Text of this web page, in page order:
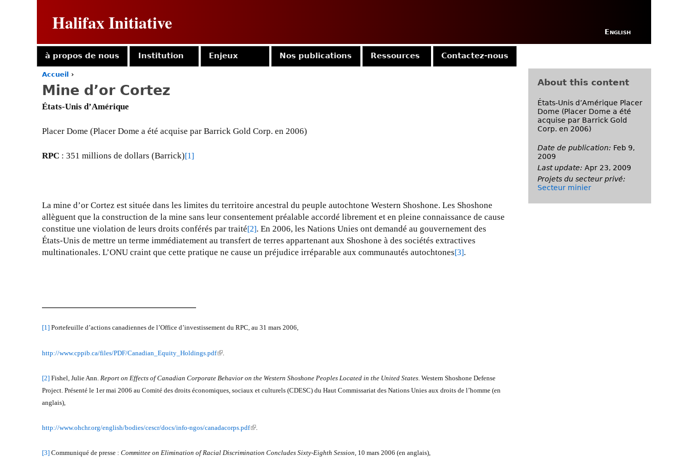
Halifax Initiative English
o
u
a
e
e
Accueil ›
Mine d’or Cortez
États-Unis d’Amérique
Placer Dome (Placer Dome a été acquise par Barrick Gold Corp. en 2006)
RPC : 351 millions de dollars (Barrick)[1]
La mine d’or Cortez est située dans les limites du territoire ancestral du peuple autochtone Western Shoshone. Les Shoshone
allèguent que la construction de la mine sans leur consentement préalable accordé librement et en pleine connaissance de cause
constitue une violation de leurs droits conférés par traité[2]. En 2006, les Nations Unies ont demandé au gouvernement des
États-Unis de mettre un terme immédiatement au transfert de terres appartenant aux Shoshone à des sociétés extractives
multinationales. L’ONU craint que cette pratique ne cause un préjudice irréparable aux communautés autochtones[3].
[1] Portefeuille d’actions canadiennes de l’Office d’investissement du RPC, au 31 mars 2006,
http://www.cppib.ca/files/PDF/Canadian_Equity_Holdings.pdf(
i
n
[2] Fishel, Julie Ann. Report on Effects of Canadian Corporate Behavior on the Western Shoshone Peoples Located in the United States . Western Shoshone Defense
Project. Présenté le 1er mai 2006 au Comité des droits économiques, sociaux et culturels (CDESC) du Haut Commissariat des Nations Unies aux droits de l’homme (en
anglais),
http://www.ohchr.org/english/bodies/cescr/docs/info-ngos/canadacorps.pdf(
i
[3] Communiqué de presse : Committee on Elimination of Racial Discrimination Concludes Sixty-Eighth Session, 10 mars 2006 (en anglais),
à propos de nous Institution Enjeux Nos publications Ressources Contactez-nous
About this content
États-Unis d’Amérique Placer
Dome (Placer Dome a été
acquise par Barrick Gold
Corp. en 2006)
Date de publication: Feb 9,
2009
Last update: Apr 23, 2009
Projets du secteur privé:
Secteur minier